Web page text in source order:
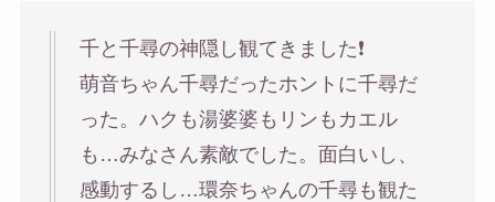
千と千尋の神隠し観てきました❗️
萌音ちゃん千尋だったホントに千尋だ
った。ハクも湯婆婆もリンもカエル
も…みなさん素敵でした。面白いし、
感動するし…環奈ちゃんの千尋も観た